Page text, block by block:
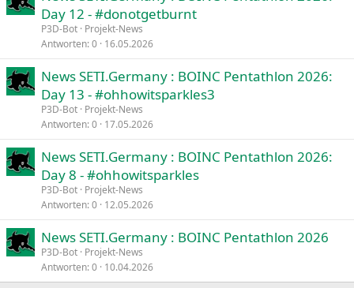
Day 12 - #donotgetburnt
P3D-Bot Projekt-News
Antworten 0 16.05.2026
News SETI.Germany : BOINC Pentathlon 2026:
Day 13 - #ohhowitsparkles3
P3D-Bot Projekt-News
Antworten 0 17.05.2026
News SETI.Germany : BOINC Pentathlon 2026:
Day 8 - #ohhowitsparkles
P3D-Bot Projekt-News
Antworten 0 12.05.2026
News SETI.Germany : BOINC Pentathlon 2026
P3D-Bot Projekt-News
Antworten 0 10.04.2026